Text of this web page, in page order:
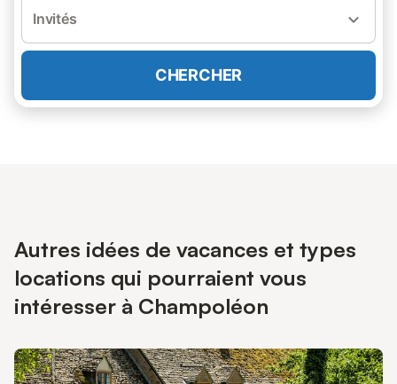
Invités
CHERCHER
Autres idées de vacances et types
locations qui pourraient vous
intéresser à Champoléon